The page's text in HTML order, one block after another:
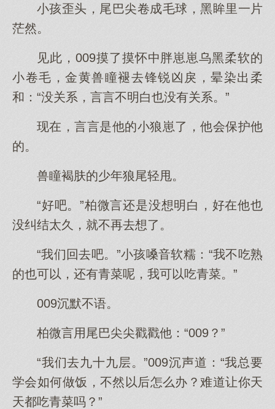
小孩歪头，尾巴尖卷成毛球，黑眸里一片
茫然。
见此，009摸了摸怀中胖崽崽乌黑柔软的
小卷毛，金黄兽瞳褪去锋锐凶戾，晕染出柔
和：“没关系，言言不明白也没有关系。”
现在，言言是他的小狼崽了，他会保护他
的。
兽瞳褐肤的少年狼尾轻甩。
“好吧。”柏微言还是没想明白，好在他也
没纠结太久，就不再去想了。
“我们回去吧。”小孩嗓音软糯：“我不吃熟
的也可以，还有青菜呢，我可以吃青菜。”
009沉默不语。
柏微言用尾巴尖尖戳戳他：“009？”
“我们去九十九层。”009沉声道：“我总要
学会如何做饭，不然以后怎么办？难道让你天
天都吃青菜吗？”